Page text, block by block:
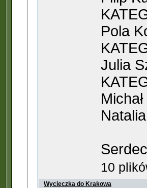
Pola
Julia
10
Wycieczka do Krakowa